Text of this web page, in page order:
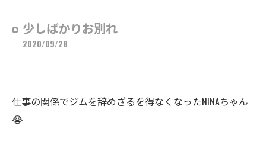
少しばかりお別れ
2020/09/28
仕事の関係でジムを辞めざるを得なくなったNINAちゃん
😭